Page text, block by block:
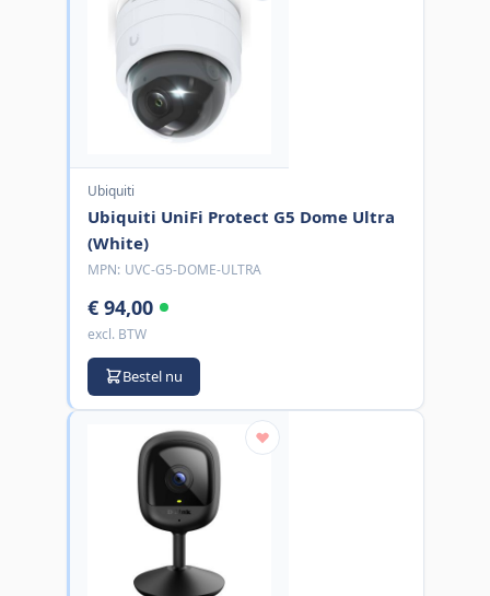
Ubiquiti
Ubiquiti UniFi Protect G5 Dome Ultra
(White)
MPN: UVC-G5-DOME-ULTRA
€ 94,00
excl. BTW
Bestel nu